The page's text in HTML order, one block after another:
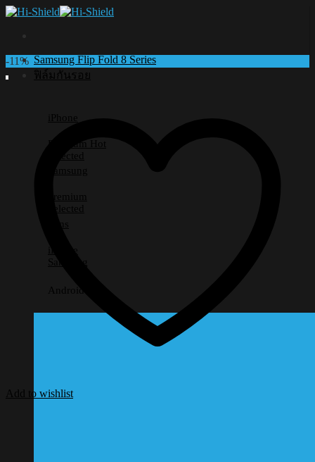
Skip
Samsung Flip Fold 8 Series
ฟิล์มกันรอย
iPhone
Premium
Selected
Samsung
Premium
Selected
Lens
iPhone
Samsung
Android อื่นๆ
-11%
Add to wishlist